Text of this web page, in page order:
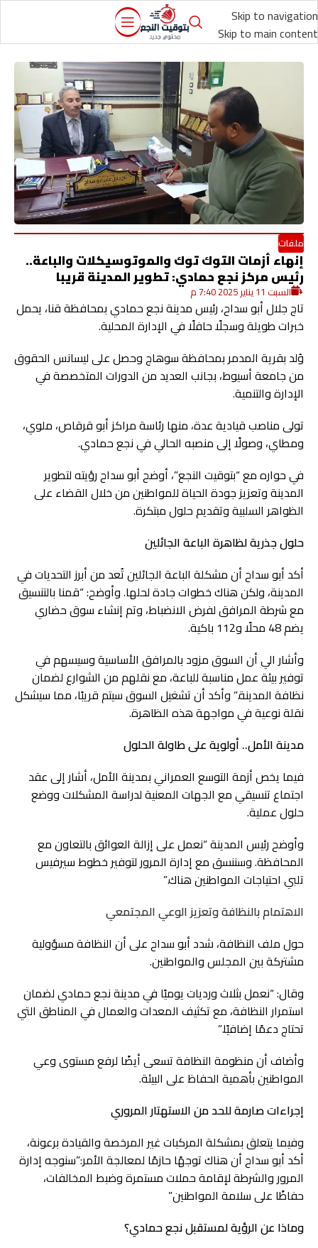
Skip to navigation
Skip to main content
ملفات
إنهاء أزمات التوك توك والموتوسيكلات والباعة..
رئيس مركز نجع حمادي: تطوير المدينة قريبا
السبت 11 يناير 2025 7:40 م
تاج جلال أبو سداح، رئيس مدينة نجع حمادي بمحافظة قنا، يحمل
خبرات طويلة وسجلًا حافلًا في الإدارة المحلية.
وُلد بقرية المدمر بمحافظة سوهاج وحصل على ليسانس الحقوق
من جامعة أسيوط، بجانب العديد من الدورات المتخصصة في
الإدارة والتنمية.
تولى مناصب قيادية عدة، منها رئاسة مراكز أبو قرقاص، ملوي،
ومطاي، وصولًا إلى منصبه الحالي في نجع حمادي.
في حواره مع “بتوقيت النجع”، أوضح أبو سداح رؤيته لتطوير
المدينة وتعزيز جودة الحياة للمواطنين من خلال القضاء على
الظواهر السلبية وتقديم حلول مبتكرة.
حلول جذرية لظاهرة الباعة الجائلين
أكد أبو سداح أن مشكلة الباعة الجائلين تُعد من أبرز التحديات في
المدينة، ولكن هناك خطوات جادة لحلها. وأوضح: “قمنا بالتنسيق
مع شرطة المرافق لفرض الانضباط، وتم إنشاء سوق حضاري
يضم 48 محلًا و112 باكية.
وأشار الي أن السوق مزود بالمرافق الأساسية وسيسهم في
توفير بيئة عمل مناسبة للباعة، مع نقلهم من الشوارع لضمان
نظافة المدينة.” وأكد أن تشغيل السوق سيتم قريبًا، مما سيشكل
نقلة نوعية في مواجهة هذه الظاهرة.
مدينة الأمل.. أولوية على طاولة الحلول
فيما يخص أزمة التوسع العمراني بمدينة الأمل، أشار إلى عقد
اجتماع تنسيقي مع الجهات المعنية لدراسة المشكلات ووضع
حلول عملية.
وأوضح رئيس المدينة “نعمل على إزالة العوائق بالتعاون مع
المحافظة. وسننسق مع إدارة المرور لتوفير خطوط سيرفيس
تلبي احتياجات المواطنين هناك.”
الاهتمام بالنظافة وتعزيز الوعي المجتمعي
حول ملف النظافة، شدد أبو سداح على أن النظافة مسؤولية
مشتركة بين المجلس والمواطنين.
وقال: “نعمل بثلاث ورديات يوميًا في مدينة نجع حمادي لضمان
استمرار النظافة، مع تكثيف المعدات والعمال في المناطق التي
تحتاج دعمًا إضافيًا.”
وأضاف أن منظومة النظافة تسعى أيضًا لرفع مستوى وعي
المواطنين بأهمية الحفاظ على البيئة.
إجراءات صارمة للحد من الاستهتار المروري
وفيما يتعلق بمشكلة المركبات غير المرخصة والقيادة برعونة،
أكد أبو سداح أن هناك توجهًا حازمًا لمعالجة الأمر:”سنوجه إدارة
المرور والشرطة لإقامة حملات مستمرة وضبط المخالفات،
حفاظًا على سلامة المواطنين”
وماذا عن الرؤية لمستقبل نجع حمادي؟